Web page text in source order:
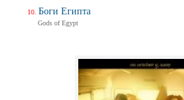
Боги Египта
Gods of Egypt